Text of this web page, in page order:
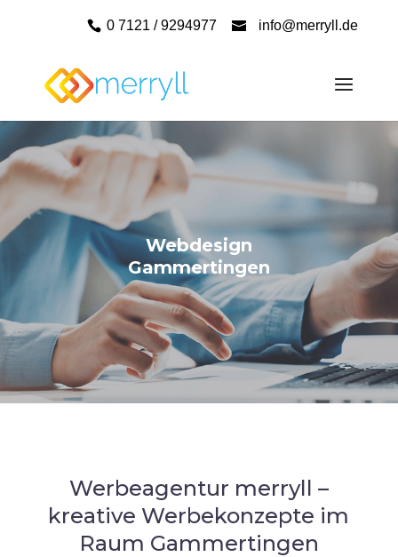
0 7121 / 9294977 info@merryll.de
Webdesign
Gammertingen
Werbeagentur merryll –
kreative Werbekonzepte im
Raum Gammertingen